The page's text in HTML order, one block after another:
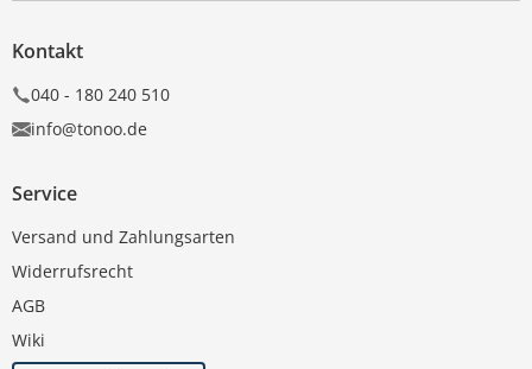
Kontakt
040 - 180 240 510
info@tonoo.de
Service
Versand und Zahlungsarten
Widerrufsrecht
AGB
Wiki